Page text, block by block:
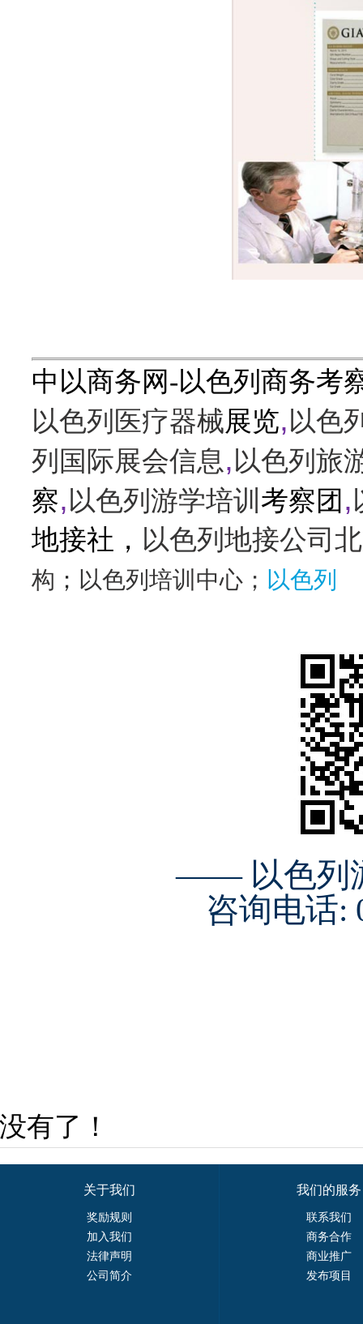
中以商务网-以色列商务考
以色列医疗器械展览, 以色
列国际展会信息, 以色列旅
察, 以色列游学培训 考察团 ,
地接社， 以色列地接公司
构 ； 以色列培训中心； 以色列
—— 以色列
咨询电话:
没有了！
关于我们
奖励规则
加入我们
法律声明
公司简介
我们的服务
联系我们
商务合作
商业推广
发布项目